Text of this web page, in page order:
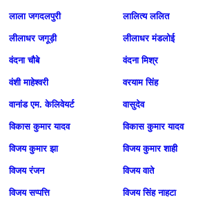
लाला जगदलपुरी लालित्य ललित
लीलाधर जगूड़ी लीलाधर मंडलोई
वंदना चौबे वंदना मिश्र
वंशी माहेश्वरी वरयाम सिंह
वानांड एम. केलिवेयर्ट वासुदेव
विकास कुमार यादव विकास कुमार यादव
विजय कुमार झा विजय कुमार शाही
विजय रंजन विजय वाते
विजय सप्पत्ति विजय सिंह नाहटा